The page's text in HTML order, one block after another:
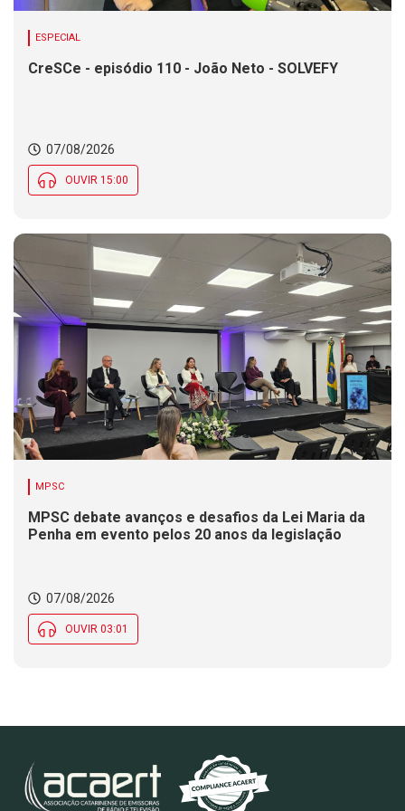
ESPECIAL
CreSCe - episódio 110 - João Neto - SOLVEFY
07/08/2026
OUVIR 15:00
MPSC
MPSC debate avanços e desafios da Lei Maria da
Penha em evento pelos 20 anos da legislação
07/08/2026
OUVIR 03:01